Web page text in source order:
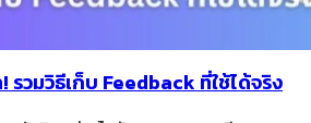
วมวิธีเก็บ Feedback ที่ใช้ได้จริง